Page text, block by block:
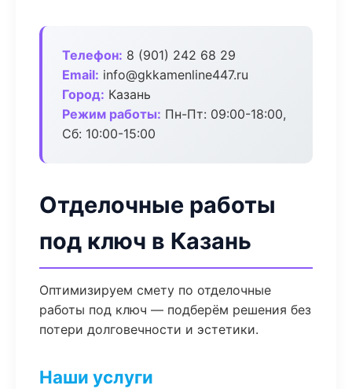
Телефон: 8 (901) 242 68 29
Email: info@gkkamenline447.ru
Город: Казань
Режим работы: Пн-Пт: 09:00-18:00,
Сб: 10:00-15:00
Отделочные работы
под ключ в Казань
Оптимизируем смету по отделочные
работы под ключ — подберём решения без
потери долговечности и эстетики.
Наши услуги